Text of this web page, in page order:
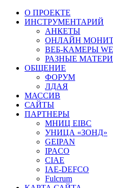
О ПРОЕКТЕ
ИНСТРУМЕНТАРИЙ
АНКЕТЫ
ОНЛАЙН
ВЕБ-КАМЕРЫ
РАЗНЫЕ
ОБЩЕНИЕ
ФОРУМ
ЛДАЯ
МАССИВ
САЙТЫ
ПАРТНЕРЫ
МНИЦ EIBC
УНИЦА «ЗОНД»
GEIPAN
IPACO
CIAE
IAE-DEFCO
Fulcrum